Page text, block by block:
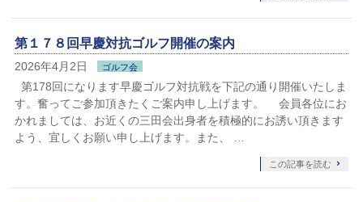
第１７８回早慶対抗ゴルフ開催の案内
2026年4月2日 ゴルフ会
第178回になります早慶ゴルフ対抗戦を下記の通り開催いたしま
す。奮ってご参加頂きたくご案内申し上げます。 会員各位にお
かれましては、お近くの三田会出身者を積極的にお誘い頂きます
よう、宜しくお願い申し上げます。また、 …
この記事を読む